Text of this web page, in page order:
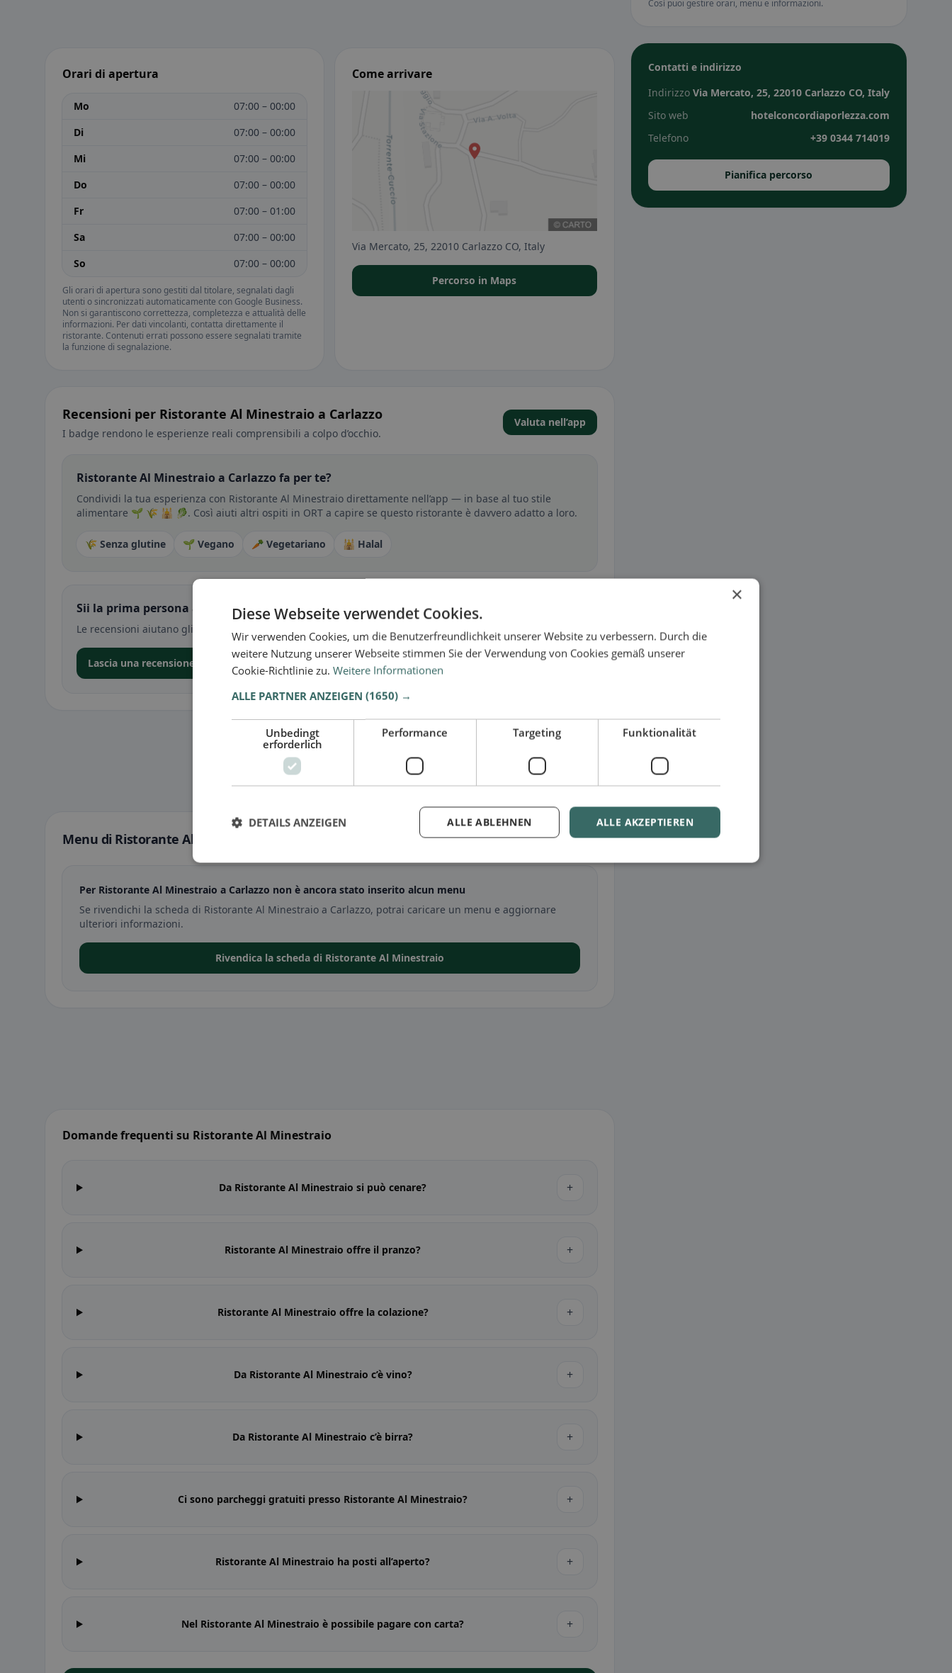
Orari di apertura
Mo
07:00 – 00:00
Di
07:00 – 00:00
Mi
07:00 – 00:00
Do
07:00 – 00:00
Fr
07:00 – 01:00
Sa
07:00 – 00:00
So
07:00 – 00:00
Gli orari di apertura sono gestiti dal titolare, segnalati dagli
utenti o sincronizzati automaticamente con Google Business.
Non si garantiscono correttezza, completezza e attualità delle
informazioni. Per dati vincolanti, contatta direttamente il
ristorante. Contenuti errati possono essere segnalati tramite
la funzione di segnalazione.
Come arrivare
Via Mercato, 25, 22010 Carlazzo CO, Italy
Percorso in Maps
Recensioni per Ristorante Al Minestraio a Carlazzo
I badge rendono le esperienze reali comprensibili a colpo d’occhio.
Valuta nell’app
Ristorante Al Minestraio a Carlazzo fa per te?
Condividi la tua esperienza con Ristorante Al Minestraio direttamente nell’app — in base al tuo stile
alimentare 🌱 🌾 🕌 🥬. Così aiuti altri ospiti in ORT a capire se questo ristorante è davvero adatto a loro.
🌾 Senza glutine 🌱 Vegano 🥕 Vegetariano 🕌 Halal
Sii la prima persona a condividere la tua esperienza
Le recensioni aiutano gli altri a decidere — soprattutto per senza glutine, vegano, vegetariano o halal.
Lascia una recensione nell’app
Menu di Ristorante Al Minestraio a Carlazzo
Per Ristorante Al Minestraio a Carlazzo non è ancora stato inserito alcun menu
Se rivendichi la scheda di Ristorante Al Minestraio a Carlazzo, potrai caricare un menu e aggiornare
ulteriori informazioni.
Rivendica la scheda di Ristorante Al Minestraio
Domande frequenti su Ristorante Al Minestraio
Da Ristorante Al Minestraio si può cenare? +
Ristorante Al Minestraio offre il pranzo? +
Ristorante Al Minestraio offre la colazione? +
Da Ristorante Al Minestraio c’è vino? +
Da Ristorante Al Minestraio c’è birra? +
Ci sono parcheggi gratuiti presso Ristorante Al Minestraio? +
Ristorante Al Minestraio ha posti all’aperto? +
Nel Ristorante Al Minestraio è possibile pagare con carta? +
Così puoi gestire orari, menu e informazioni.
Contatti e indirizzo
Indirizzo Via Mercato, 25, 22010 Carlazzo CO, Italy
Sito web
hotelconcordiaporlezza.com
Telefono
+39 0344 714019
Pianifica percorso
×
Diese Webseite verwendet Cookies.
Wir verwenden Cookies, um die Benutzerfreundlichkeit unserer Website zu verbessern. Durch die
weitere Nutzung unserer Webseite stimmen Sie der Verwendung von Cookies gemäß unserer
Cookie-Richtlinie zu. Weitere Informationen
ALLE PARTNER ANZEIGEN (1650) →
Unbedingt
erforderlich
Performance Targeting Funktionalität
ALLE AKZEPTIEREN
ALLE ABLEHNEN
DETAILS ANZEIGEN